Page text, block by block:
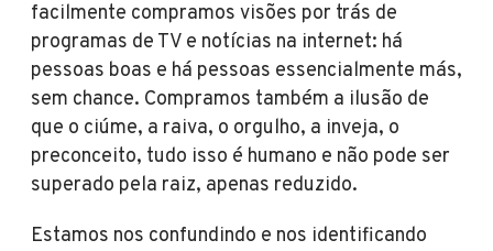
facilmente compramos visões por trás de
programas de TV e notícias na internet: há
pessoas boas e há pessoas essencialmente más,
sem chance. Compramos também a ilusão de
que o ciúme, a raiva, o orgulho, a inveja, o
preconceito, tudo isso é humano e não pode ser
superado pela raiz, apenas reduzido.
Estamos nos confundindo e nos identificando